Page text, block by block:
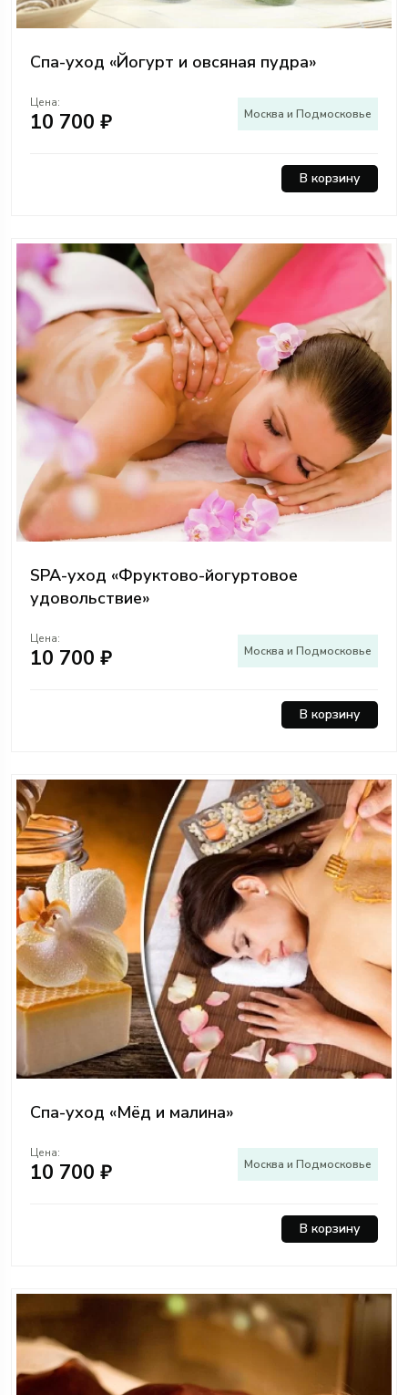
Спа-уход «Йогурт и овсяная пудра»
Цена:
10 700 ₽ Москва и Подмосковье
В корзину
SPA-уход «Фруктово-йогуртовое
удовольствие»
Цена:
10 700 ₽ Москва и Подмосковье
В корзину
Спа-уход «Мёд и малина»
Цена:
10 700 ₽ Москва и Подмосковье
В корзину